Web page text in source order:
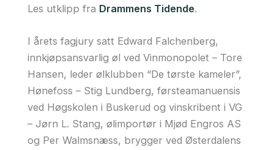
Les utklipp fra Drammens Tidende.
I årets fagjury satt Edward Falchenberg,
innkjøpsansvarlig øl ved Vinmonopolet – Tore
Hansen, leder ølklubben “De tørste kameler”,
Hønefoss – Stig Lundberg, førsteamanuensis
ved Høgskolen i Buskerud og vinskribent i VG
– Jørn L. Stang, ølimportør i Mjød Engros AS
og Per Walmsnæss, brygger ved Østerdalens